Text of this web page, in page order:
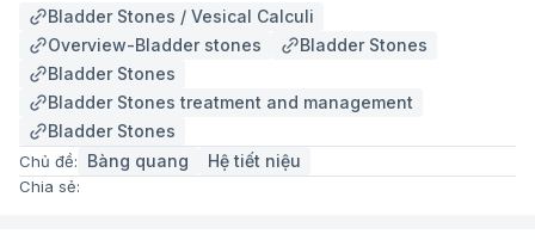
Người lớn tuổi: Nam giới trên 50 tuổi có nguy cơ
cao nhất, chủ yếu do mối liên hệ với phì đại tuyến
tiền liệt (BPH). Khoảng một nửa số nam giới trên
50 tuổi mắc BPH, làm tăng nguy cơ hình thành
sỏi.
Trẻ em:Sỏi bàng quang hiếm gặp ở trẻ em.
Bladder Stones / Vesical Calculi
Overview-Bladder stones
Bladder Stones
Bladder Stones
Bladder Stones treatment and management
Bladder Stones
Chủ đề: Bàng quang Hệ tiết niệu
Chia sẻ: